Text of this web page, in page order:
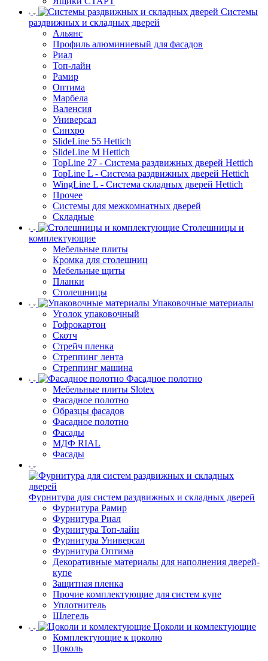
Системы
раздвижных и складных дверей
Альянс
Профиль алюминиевый для фасадов
Риал
Топ-лайн
Рамир
Оптима
Марбела
Валенсия
Универсал
Синхро
SlideLine 55 Hettich
SlideLine M Hettich
TopLine 27 - Система раздвижных дверей Hettich
TopLine L - Система раздвижных дверей Hettich
WingLine L - Система складных дверей Hettich
Прочее
Системы для межкомнатных дверей
Складные
Столешницы и
комплектующие
Мебельные плиты
Кромка для столешниц
Мебельные щиты
Планки
Столешницы
Упаковочные материалы
Уголок упаковочный
Гофрокартон
Скотч
Стрейч пленка
Стреппинг лента
Стреппинг машина
Фасадное полотно
Мебельные плиты Slotex
Фасадное полотно
Образцы фасадов
Фасадное полотно
Фасады
МДФ RIAL
Фасады
Фурнитура для систем раздвижных и складных дверей
Фурнитура Рамир
Фурнитура Риал
Фурнитура Топ-лайн
Фурнитура Универсал
Фурнитура Оптима
Декоративные материалы для наполнения дверей-
купе
Защитная пленка
Прочие комплектующие для систем купе
Уплотнитель
Шлегель
Цоколи и комлектующие
Комплектующие к цоколю
Цоколь